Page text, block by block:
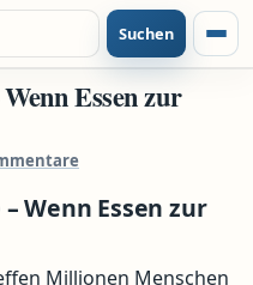
Suchen
Essen zur
Wenn Essen zur
Millionen Menschen